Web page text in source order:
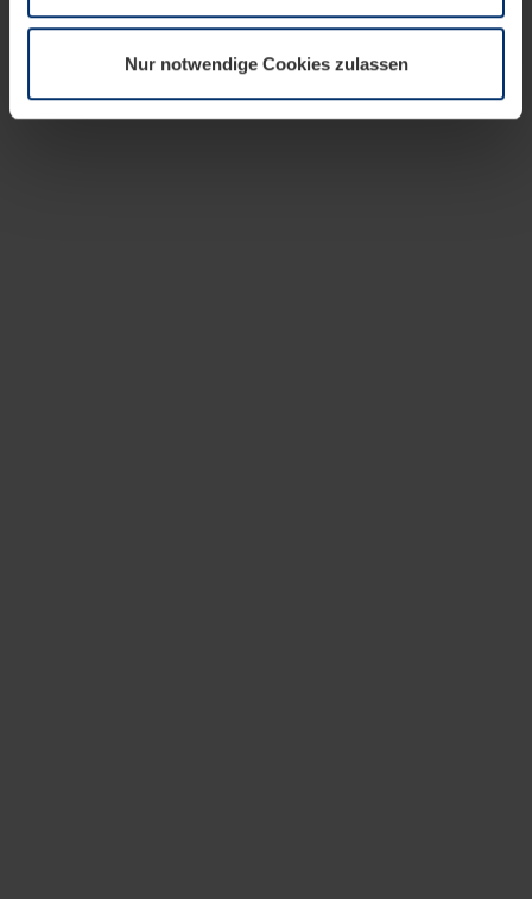
wir Ihre Erlaubnis. Ihre Einwilligung können Sie jederzeit
Datenschutzerklärungunserer Website ändern oder
widerrufen.
Nur notwendige Cookies zulassen